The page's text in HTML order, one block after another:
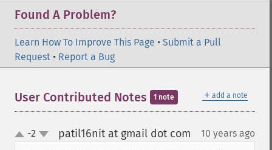
Found A Problem?
Learn How To Improve This Page • Submit a Pull
Request • Report a Bug
＋ add a note
User Contributed Notes 1 note
up
down
-2 patil16nit at gmail dot com 10 years ago